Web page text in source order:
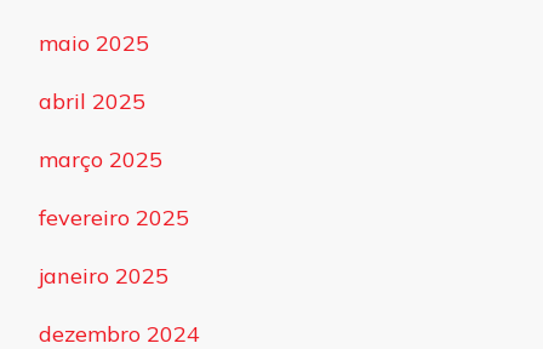
maio 2025
abril 2025
março 2025
fevereiro 2025
janeiro 2025
dezembro 2024